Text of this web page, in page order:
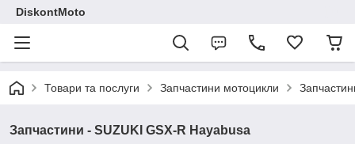
DiskontMoto
Товари та послуги Запчастини мотоцикли
Запчастини - SUZUKI GSX-R Hayabusa